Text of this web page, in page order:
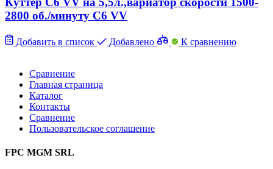
2800 об./минуту C6 VV
Добавить в список Добавлено К сравнению
Сравнение
Главная страница
Каталог
Контакты
Сравнение
Пользовательское соглашение
FPC MGM SRL